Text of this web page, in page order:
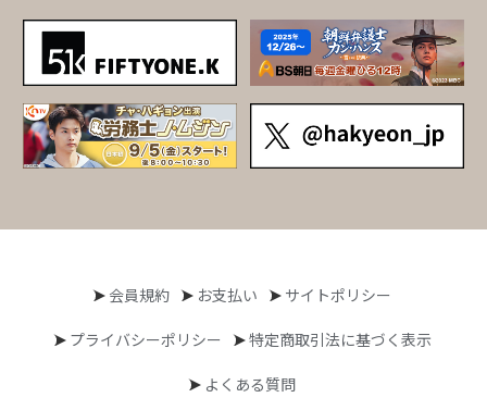
会員規約 お支払い サイトポリシー
プライバシーポリシー 特定商取引法に基づく表示
よくある質問